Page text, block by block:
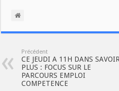
Précédent
CE JEUDI A 11H DANS SAVOIR
PLUS : FOCUS SUR LE
PARCOURS EMPLOI
COMPETENCE